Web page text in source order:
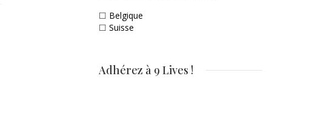
☐ Belgique
☐ Suisse
Adhérez à 9 Lives !